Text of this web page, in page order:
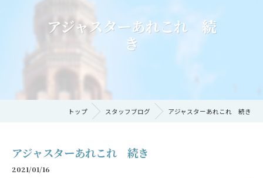
アジャスターあれこれ 続
き
トップ スタッフブログ アジャスターあれこれ 続き
アジャスターあれこれ 続き
2021/01/16